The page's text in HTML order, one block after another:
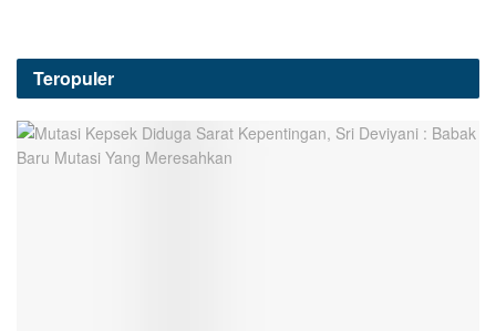
Teropuler